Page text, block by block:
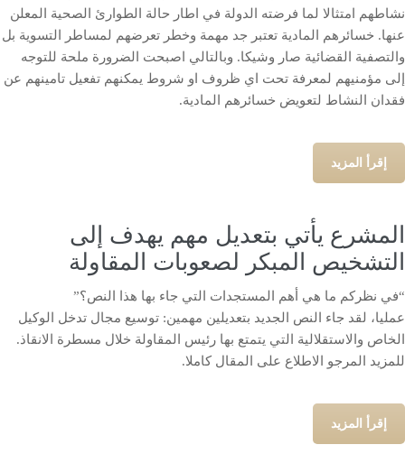
نشاطهم امتثالا لما فرضته الدولة في اطار حالة الطوارئ الصحية المعلن
عنها. خسائرهم المادية تعتبر جد مهمة وخطر تعرضهم لمساطر التسوية بل
والتصفية القضائية صار وشيكا. وبالتالي اصبحت الضرورة ملحة للتوجه
إلى مؤمنيهم لمعرفة تحت اي ظروف او شروط يمكنهم تفعيل تامينهم عن
فقدان النشاط لتعويض خسائرهم المادية.
إقرأ المزيد
المشرع يأتي بتعديل مهم يهدف إلى
التشخيص المبكر لصعوبات المقاولة
“في نظركم ما هي أهم المستجدات التي جاء بها هذا النص؟”
عمليا، لقد جاء النص الجديد بتعديلين مهمين: توسيع مجال تدخل الوكيل
الخاص والاستقلالية التي يتمتع بها رئيس المقاولة خلال مسطرة الانقاذ.
للمزيد المرجو الاطلاع على المقال كاملا.
إقرأ المزيد